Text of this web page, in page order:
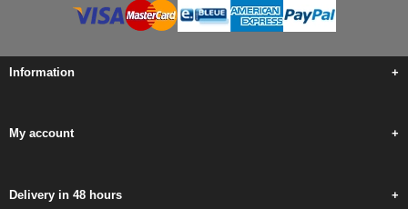
Information +
My account +
Delivery in 48 hours +